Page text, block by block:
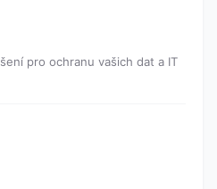
pro ochranu vašich dat a IT